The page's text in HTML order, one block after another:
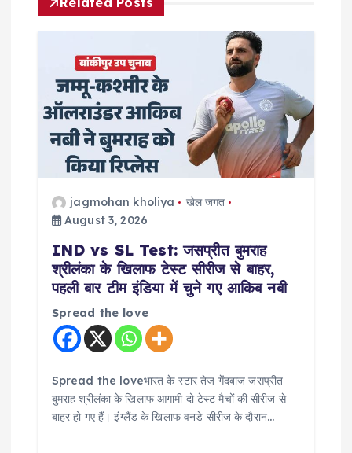
a
jagmohan kholiya
खेल जगत
August 3, 2026
IND vs SL Test: जसप्रीत बुमराह
श्रीलंका के खिलाफ टेस्ट सीरीज से बाहर,
पहली बार टीम इंडिया में चुने गए आकिब नबी
Spread the love
Spread the loveभारत के स्टार तेज गेंदबाज जसप्रीत
बुमराह श्रीलंका के खिलाफ आगामी दो टेस्ट मैचों की सीरीज से
बाहर हो गए हैं। इंग्लैंड के खिलाफ वनडे सीरीज के दौरान…